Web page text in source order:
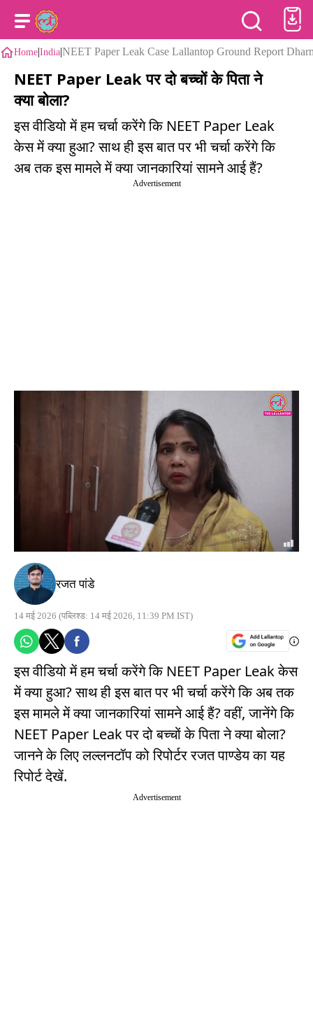
Home|India|NEET Paper Leak Case Lallantop Ground Report
NEET Paper Leak पर दो बच्चों के पिता ने
क्या बोला?
इस वीडियो में हम चर्चा करेंगे कि NEET Paper Leak
केस में क्या हुआ? साथ ही इस बात पर भी चर्चा करेंगे कि
अब तक इस मामले में क्या जानकारियां सामने आई हैं?
Advertisement
रजत पांडे
14 मई 2026 (पब्लिश्ड: 14 मई 2026, 11:39 PM IST)
इस वीडियो में हम चर्चा करेंगे कि NEET Paper Leak केस
में क्या हुआ? साथ ही इस बात पर भी चर्चा करेंगे कि अब तक
इस मामले में क्या जानकारियां सामने आई हैं? वहीं, जानेंगे कि
NEET Paper Leak पर दो बच्चों के पिता ने क्या बोला?
जानने के लिए लल्लनटॉप को रिपोर्टर रजत पाण्डेय का यह
रिपोर्ट देखें.
Advertisement